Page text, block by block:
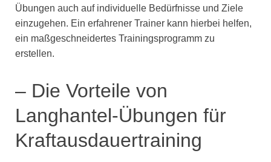
Übungen auch auf individuelle Bedürfnisse und Ziele
einzugehen. Ein erfahrener Trainer kann hierbei helfen,
ein maßgeschneidertes Trainingsprogramm zu
erstellen.
– Die Vorteile von
Langhantel-Übungen für
Kraftausdauertraining